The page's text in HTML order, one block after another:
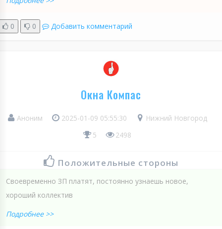
0 0 Добавить комментарий
Окна Компас
Аноним 2025-01-09 05:55:30
Нижний Новгород
5
2498
Положительные стороны
Своевременно ЗП платят, постоянно узнаешь новое,
хороший коллектив
Подробнее >>